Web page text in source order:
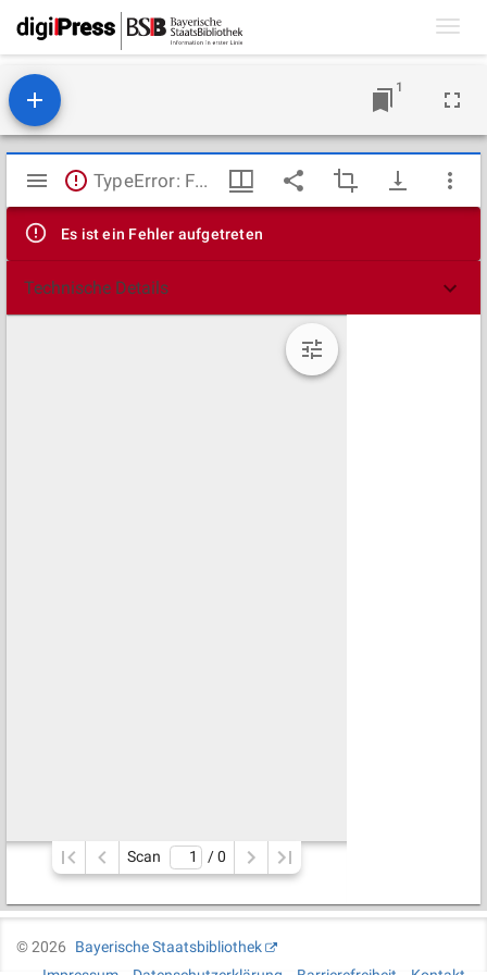
1
Mirador
Viewer
TypeError: Failed to fetch
Es ist ein Fehler aufgetreten
Technische Details
Scan / 0
©2026
Bayerische Staatsbibliothek